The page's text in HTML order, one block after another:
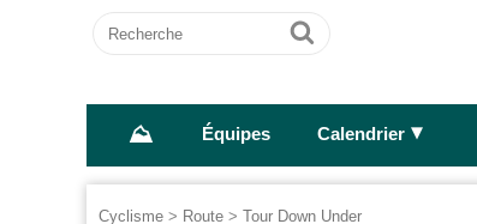
Recherche
Ok
⛰ Équipes Calendrier ►
Cyclisme > Route > Tour Down Under